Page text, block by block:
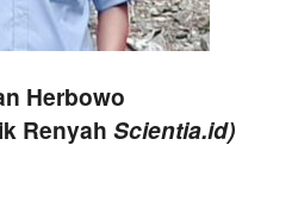
Herbowo
Renyah Scientia.id)